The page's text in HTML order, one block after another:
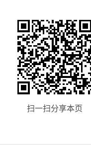
扫一扫分享本页